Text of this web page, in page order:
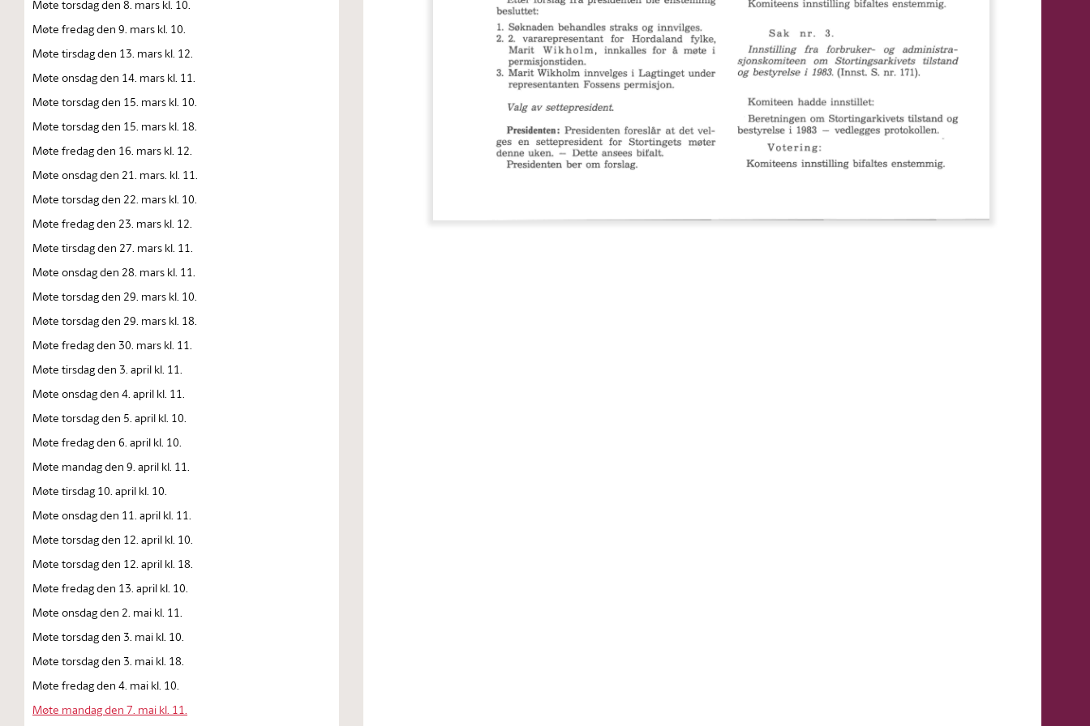
Møte torsdag den 8. mars kl. 10.
Møte fredag den 9. mars kl. 10.
Møte tirsdag den 13. mars kl. 12.
Møte onsdag den 14. mars kl. 11.
Møte torsdag den 15. mars kl. 10.
Møte torsdag den 15. mars kl. 18.
Møte fredag den 16. mars kl. 12.
Møte onsdag den 21. mars. kl. 11.
Møte torsdag den 22. mars kl. 10.
Møte fredag den 23. mars kl. 12.
Møte tirsdag den 27. mars kl. 11.
Møte onsdag den 28. mars kl. 11.
Møte torsdag den 29. mars kl. 10.
Møte torsdag den 29. mars kl. 18.
Møte fredag den 30. mars kl. 11.
Møte tirsdag den 3. april kl. 11.
Møte onsdag den 4. april kl. 11.
Møte torsdag den 5. april kl. 10.
Møte fredag den 6. april kl. 10.
Møte mandag den 9. april kl. 11.
Møte tirsdag 10. april kl. 10.
Møte onsdag den 11. april kl. 11.
Møte torsdag den 12. april kl. 10.
Møte torsdag den 12. april kl. 18.
Møte fredag den 13. april kl. 10.
Møte onsdag den 2. mai kl. 11.
Møte torsdag den 3. mai kl. 10.
Møte torsdag den 3. mai kl. 18.
Møte fredag den 4. mai kl. 10.
Møte mandag den 7. mai kl. 11.